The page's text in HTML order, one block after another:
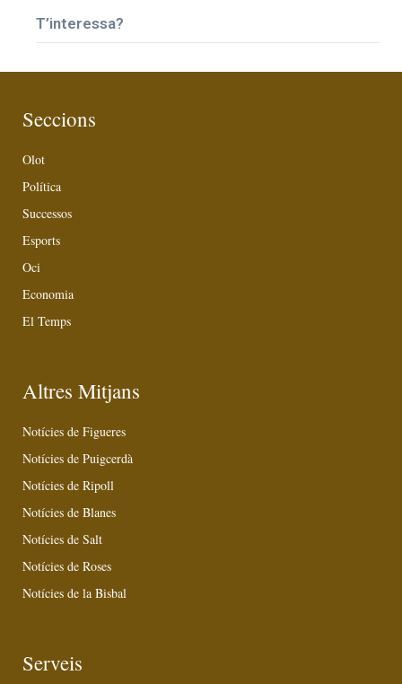
T’interessa?
Seccions
Olot
Política
Successos
Esports
Oci
Economia
El Temps
Altres Mitjans
Notícies de Figueres
Notícies de Puigcerdà
Notícies de Ripoll
Notícies de Blanes
Notícies de Salt
Notícies de Roses
Notícies de la Bisbal
Serveis